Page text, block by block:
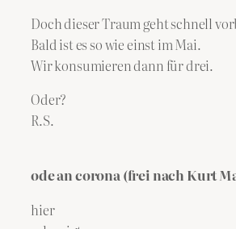
Doch dieser Traum geht schnell
Bald ist es so wie einst im Mai.
Wir konsumieren dann für drei.
Oder?
R.S.
ode an corona (frei nach Kurt
hier